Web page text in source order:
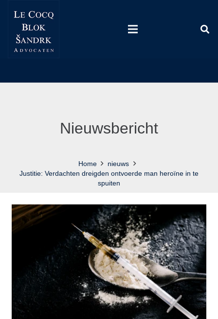
Nieuwsbericht
Home
nieuws
Justitie: Verdachten dreigden ontvoerde man heroïne in te
spuiten